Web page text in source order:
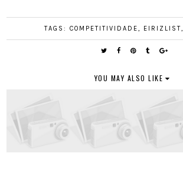
TAGS: COMPETITIVIDADE, EIRIZLIST,
YOU MAY ALSO LIKE